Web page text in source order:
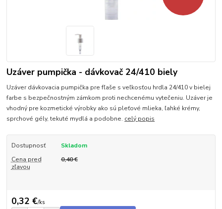
Uzáver pumpička - dávkovač 24/410 biely
Uzáver dávkovacia pumpička pre fľaše s veľkosťou hrdla 24/410 v bielej
farbe s bezpečnostným zámkom proti nechcenému vytečeniu. Uzáver je
vhodný pre kozmetické výrobky ako sú pleťové mlieka, ľahké krémy,
sprchové gély, tekuté mydlá a podobne. celý popis
Dostupnosť
Skladom
Cena pred
zľavou
0,40 €
0,32 €/ks